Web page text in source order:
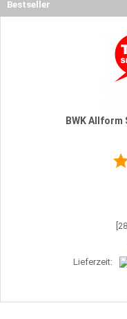
Bestseller
BWK Allform
Lieferzeit: